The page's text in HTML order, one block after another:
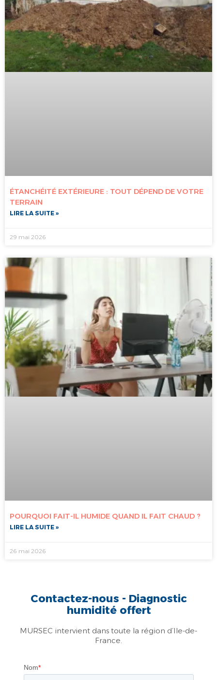
ÉTANCHÉITÉ EXTÉRIEURE : TOUT DÉPEND DE VOTRE
TERRAIN
LIRE LA SUITE »
29 mai 2026
POURQUOI FAIT-IL HUMIDE QUAND IL FAIT CHAUD ?
LIRE LA SUITE »
26 mai 2026
Contactez-nous - Diagnostic
humidité offert
MURSEC intervient dans toute la région d’Ile-de-
France.